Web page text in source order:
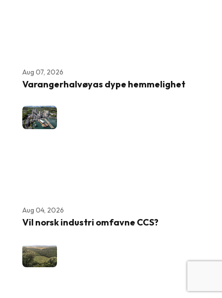
Aug 07, 2026
Varangerhalvøyas dype hemmelighet
Aug 04, 2026
Vil norsk industri omfavne CCS?